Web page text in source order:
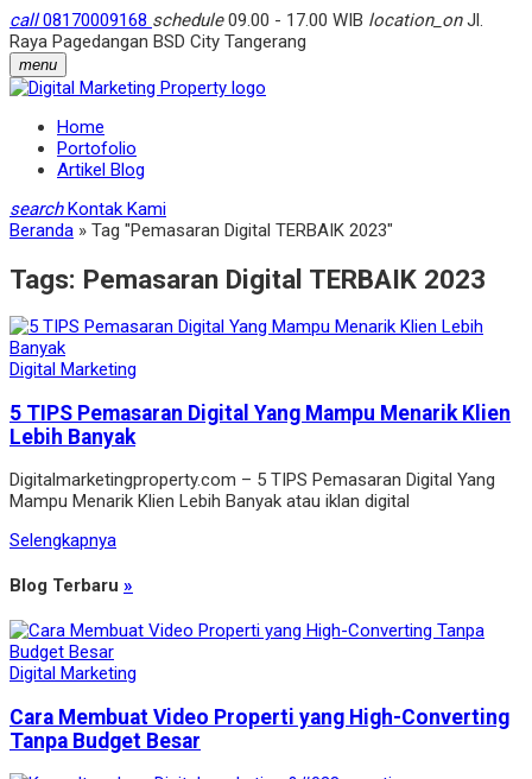
call08170009168 schedule09.00 - 17.00 WIB location_onJl.
Raya Pagedangan BSD City Tangerang
menu
Home
Portofolio
Artikel Blog
search Kontak Kami
Beranda » Tag "Pemasaran Digital TERBAIK 2023"
Tags: Pemasaran Digital TERBAIK 2023
Digital Marketing
5 TIPS Pemasaran Digital Yang Mampu Menarik Klien
Lebih Banyak
Digitalmarketingproperty.com – 5 TIPS Pemasaran Digital Yang
Mampu Menarik Klien Lebih Banyak atau iklan digital
Selengkapnya
Blog Terbaru »
Digital Marketing
Cara Membuat Video Properti yang High-Converting
Tanpa Budget Besar